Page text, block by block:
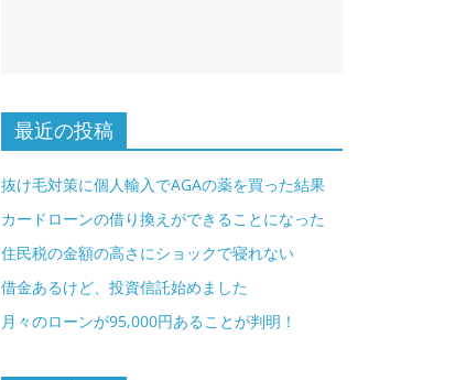
最近の投稿
抜け毛対策に個人輸入でAGAの薬を買った結果
カードローンの借り換えができることになった
住民税の金額の高さにショックで寝れない
借金あるけど、投資信託始めました
月々のローンが95,000円あることが判明！